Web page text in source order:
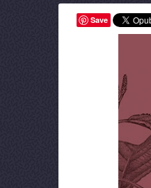
Save